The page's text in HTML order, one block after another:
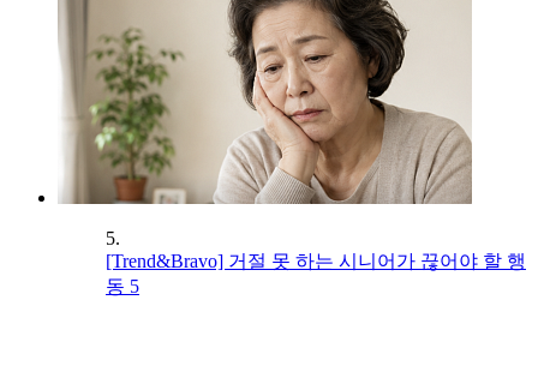
5.
[Trend&Bravo] 거절 못 하는 시니어가 끊어야 할 행
동 5